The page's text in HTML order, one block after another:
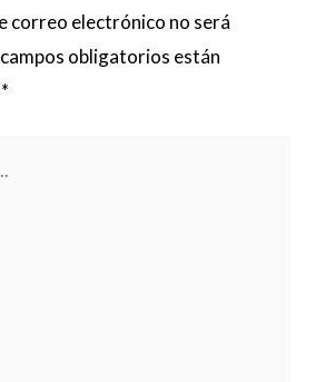
correo electrónico no será
obligatorios están
*